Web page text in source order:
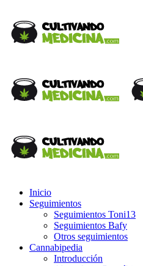
Inicio
Seguimientos
Seguimientos Toni13
Seguimientos Bafy
Otros seguimientos
Cannabipedia
Introducción